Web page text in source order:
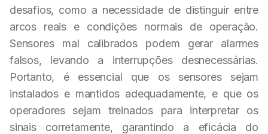
desafios, como a necessidade de distinguir entre
arcos reais e condições normais de operação.
Sensores mal calibrados podem gerar alarmes
falsos, levando a interrupções desnecessárias.
Portanto, é essencial que os sensores sejam
instalados e mantidos adequadamente, e que os
operadores sejam treinados para interpretar os
sinais corretamente, garantindo a eficácia do